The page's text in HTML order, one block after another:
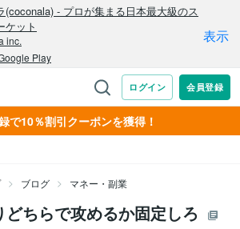
で10％割引クーポンを獲得！
ブログ マネー・副業
ちらで攻めるか固定しろ